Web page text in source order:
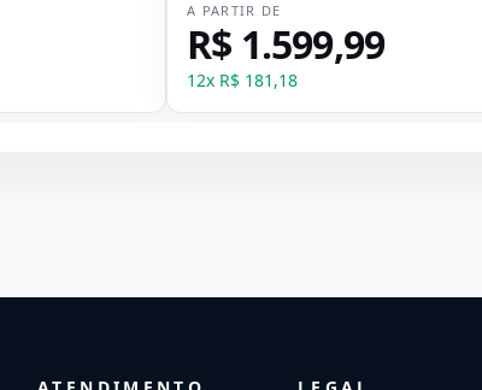
A PARTIR DE
R$ 1.599,99
12x R$ 181,18